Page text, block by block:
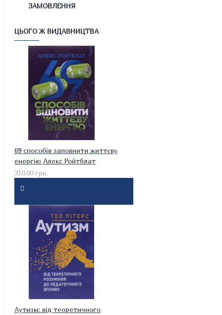
ЗАМОВЛЕННЯ
ЦЬОГО Ж ВИДАВНИЦТВА
69 способів заповнити життєву
енергію Алекс Ройтблат
310.00 грн.
Аутизм: від теоретичного